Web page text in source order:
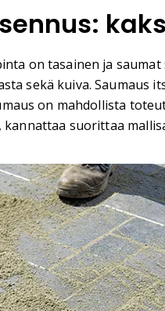
on tasainen ja
sekä kuiva.
on mahdollista
suorittaa